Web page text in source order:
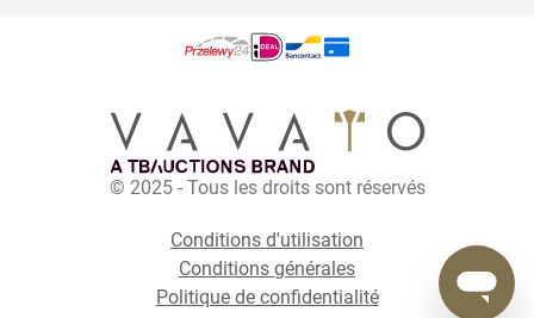
© 2025 - Tous les droits sont réservés
Conditions d'utilisation
Conditions générales
Politique de confidentialité